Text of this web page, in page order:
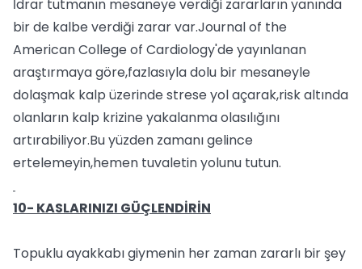
İdrar tutmanın mesaneye verdiği zararların yanında
bir de kalbe verdiği zarar var.Journal of the
American College of Cardiology'de yayınlanan
araştırmaya göre,fazlasıyla dolu bir mesaneyle
dolaşmak kalp üzerinde strese yol açarak,risk altında
olanların kalp krizine yakalanma olasılığını
artırabiliyor.Bu yüzden zamanı gelince
ertelemeyin,hemen tuvaletin yolunu tutun.
10- KASLARINIZI GÜÇLENDİRİN
Topuklu ayakkabı giymenin her zaman zararlı bir şey